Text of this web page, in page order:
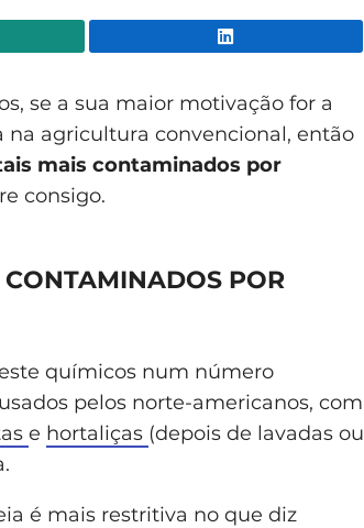
se a sua maior motivação for a
agricultura convencional, então
mais contaminados por
consigo.
POR
químicos num número
pelos norte-americanos, com
e hortaliças (depois de lavadas ou
é mais restritiva no que diz